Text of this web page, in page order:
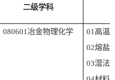
二级学科
080601 冶金物理化学 01 高温
02熔盐
03湿法